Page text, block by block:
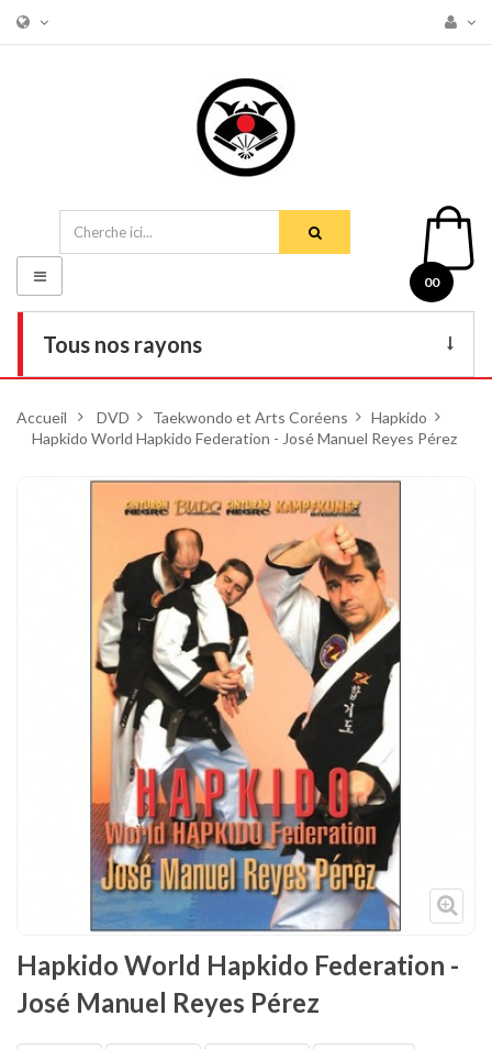
00
Tous nos rayons
DVD
Armes
Tenues
Chaussures
Protections
Cible de frappe
Condition physique
Accessoires
Tatamis
Décoration
Voir plus
Basculer
la
navigation
Accueil > DVD > Taekwondo et Arts Coréens > Hapkido
Hapkido World Hapkido Federation - José Manuel Reyes Pérez
Hapkido World Hapkido Federation -
José Manuel Reyes Pérez